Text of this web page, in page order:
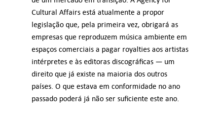
Cultural Affairs está atualmente a propor
legislação que, pela primeira vez, obrigará as
empresas que reproduzem música ambiente em
espaços comerciais a pagar royalties aos artistas
intérpretes e às editoras discográficas — um
direito que já existe na maioria dos outros
países. O que estava em conformidade no ano
passado poderá já não ser suficiente este ano.